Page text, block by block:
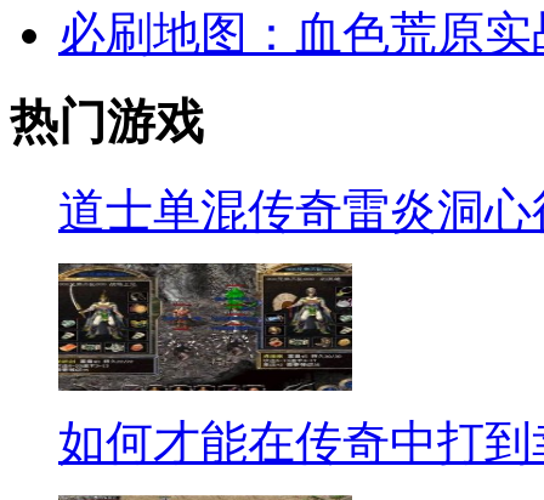
必刷地图：血色荒原
热门游戏
道士单混传奇雷炎洞心
如何才能在传奇中打